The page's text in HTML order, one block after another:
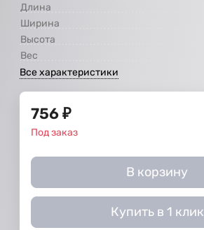
Длина
Ширина
Высота
Вес
Все характеристики
756 ₽
Под заказ
В корзину
Купить в 1 клик